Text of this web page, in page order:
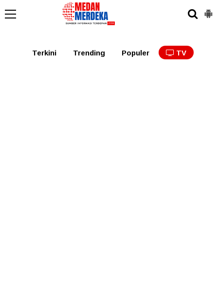
Tabagsel Tapanuli
Terkini Trending Populer TV